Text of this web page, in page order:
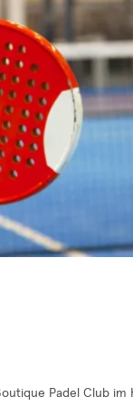
Padel Club im